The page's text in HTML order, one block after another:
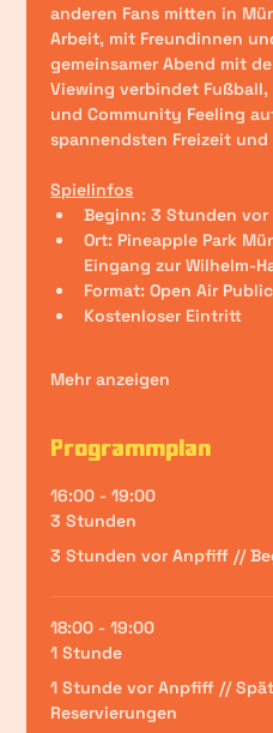
anderen Fans mitten in
Arbeit, mit Freundinnen
gemeinsamer Abend mit
Viewing verbindet Fußball,
und Community Feeling
spannendsten Freizeit
Spielinfos
Beginn: 3 Stunden vor
Ort: Pineapple Park
Eingang zur Wilhelm-
Format: Open Air
Kostenloser Eintritt
Mehr anzeigen
Programmplan
16:00 - 19:00
3 Stunden
3 Stunden vor Anpfiff //
18:00 - 19:00
1 Stunde
1 Stunde vor Anpfiff //
Reservierungen